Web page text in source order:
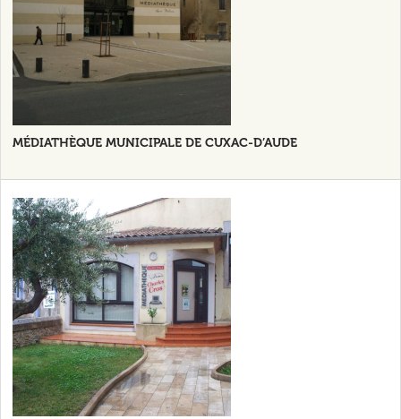
MÉDIATHÈQUE MUNICIPALE DE CUXAC-D’AUDE